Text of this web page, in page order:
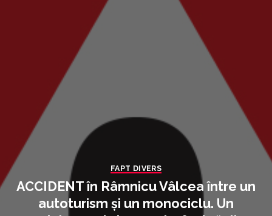
FAPT DIVERS
ACCIDENT în Râmnicu Vâlcea între un
autoturism și un monociclu. Un